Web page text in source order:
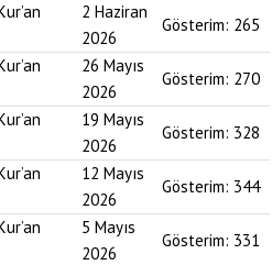
2 Haziran
2026
Gösterim: 265
26 Mayıs
2026
Gösterim: 270
19 Mayıs
2026
Gösterim: 328
12 Mayıs
2026
Gösterim: 344
5 Mayıs
2026
Gösterim: 331